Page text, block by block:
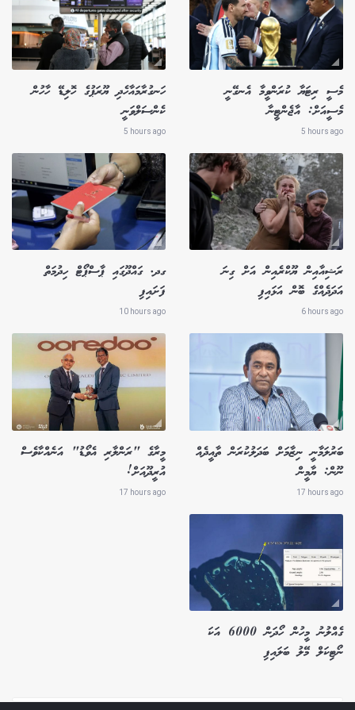
މެސީ ރިޓަޔާ ކުރަންވީމާ އެނގޭނީ
މެސީއަށް: އާޖެންޓީނާ
5 hours ago
ހަނގުރާމައާހެދި ޔޫރަޕުގެ ހޮލިޑޭ ހާހުން
ކެންސަލްވަނީ
5 hours ago
ރަޝިއާއިން ޔޫކްރެއިން އަށް ގިނަ
އަދަދެއްގެ ބޮން އަޅައިފި
6 hours ago
ގދ. ގައްދޫގައި ޕާސްޕޯޓް ހިދުމަތް
ފަށައިފި
10 hours ago
ބަރުލަމާނީ ނިޒާމަށް ބަދަލުކުރަން ތާއީދެއް
ނޫން: ޔާމީން
17 hours ago
މީރާގެ "ރަންލާރި އެވޯޑު" އަނެއްކާވެސް
އުރީދޫއަށް!
17 hours ago
ގެއްލުނު މީހުން ހޯދަން 6000 އަކަ
ނޯޓިކަލް މޭލު ބަލައިފި